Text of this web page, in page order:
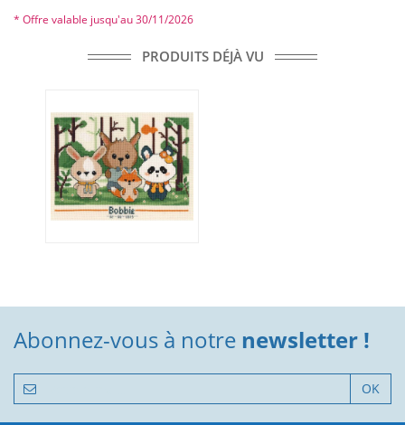
* Offre valable jusqu'au 30/11/2026
PRODUITS DÉJÀ VU
Abonnez-vous à notre newsletter !
OK